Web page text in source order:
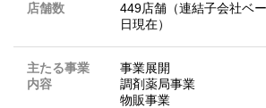
店舗数
449店舗（連結子会社ベ
日現在）
主たる事業
内容
事業展開
調剤薬局事業
物販事業